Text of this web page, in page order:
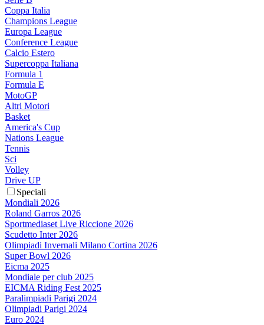
Coppa Italia
Champions League
Europa League
Conference League
Calcio Estero
Supercoppa Italiana
Formula 1
Formula E
MotoGP
Altri Motori
Basket
America's Cup
Nations League
Tennis
Sci
Volley
Drive UP
Speciali
Mondiali 2026
Roland Garros 2026
Sportmediaset Live Riccione 2026
Scudetto Inter 2026
Olimpiadi Invernali Milano Cortina 2026
Super Bowl 2026
Eicma 2025
Mondiale per club 2025
EICMA Riding Fest 2025
Paralimpiadi Parigi 2024
Olimpiadi Parigi 2024
Euro 2024